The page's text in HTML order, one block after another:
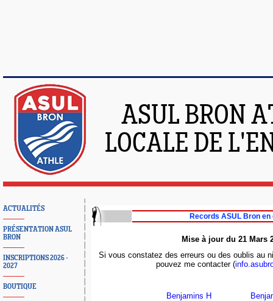
ASUL BRON
LOCALE DE
ACTUALITÉS
PRÉSENTATION ASUL
BRON
INSCRIPTIONS 2026 -
2027
BOUTIQUE
Records ASUL Bron
Mise à jour du 21 Mars
Si vous constatez des erreurs ou des oublis au
pouvez me contacter (
Benjamins H